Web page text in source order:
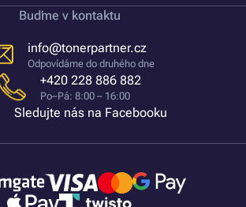
Buďme v kontaktu
info@tonerpartner.cz
Odpovídáme do druhého dne
+420 228 886 882
Po–Pá: 8:00 – 16:00
Sledujte nás na Facebooku